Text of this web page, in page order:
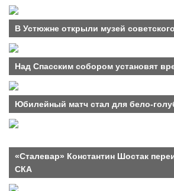
В Устюжне открыли музей
Над Спасским собором установят
Юбилейный матч стал для бело-
«Сталевар» Константин Шостак
СКА